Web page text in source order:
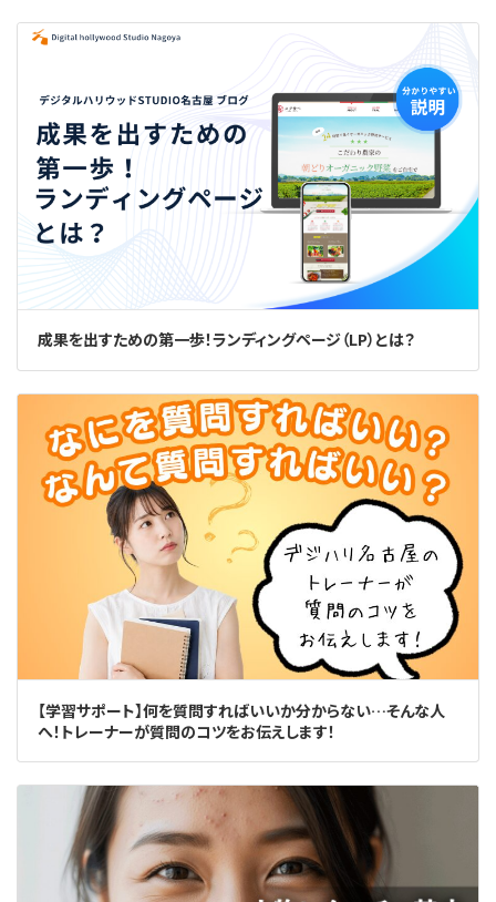
成果を出すための第一歩！ランディングページ（LP）とは？
【学習サポート】何を質問すればいいか分からない…そんな人
へ！トレーナーが質問のコツをお伝えします！